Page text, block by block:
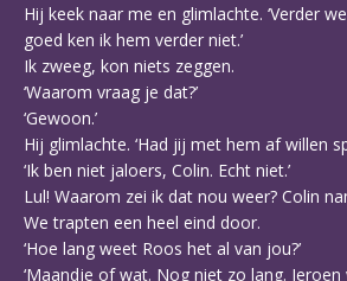
Hij keek naar me en glimlachte. ‘Verder
goed ken ik hem verder niet.’
Ik zweeg, kon niets zeggen.
‘Waarom vraag je dat?’
‘Gewoon.’
Hij glimlachte. ‘Had jij met hem af willen
‘Ik ben niet jaloers, Colin. Echt niet.’
Lul! Waarom zei ik dat nou weer? Colin
We trapten een heel eind door.
‘Hoe lang weet Roos het al van jou?’
‘Maandje of wat. Nog niet zo lang.